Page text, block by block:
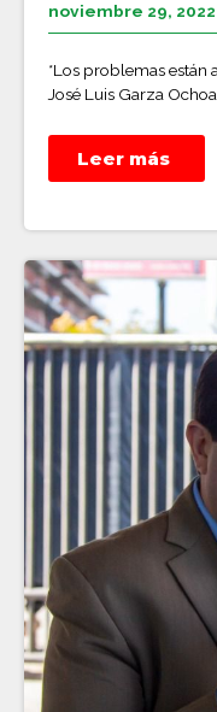
noviembre 29, 2022
*Los problemas están
José Luis Garza
Leer más